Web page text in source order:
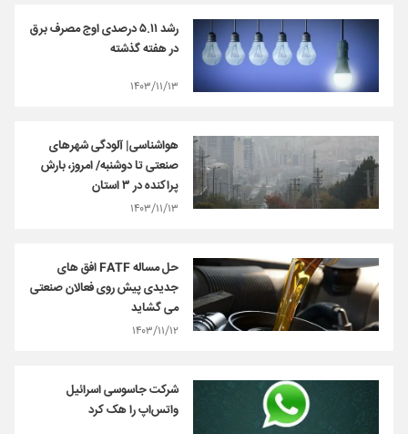
رشد ۵.۱۱ درصدی اوج مصرف برق
در هفته گذشته
۱۴۰۳/۱۱/۱۳
هواشناسی| آلودگی شهرهای
صنعتی تا دوشنبه/ امروز، بارش
پراکنده در ۳ استان
۱۴۰۳/۱۱/۱۳
حل مساله FATF افق های
جدیدی پیش روی فعالان صنعتی
می گشاید
۱۴۰۳/۱۱/۱۲
شرکت جاسوسی اسرائیل
واتس‌اپ را هک کرد